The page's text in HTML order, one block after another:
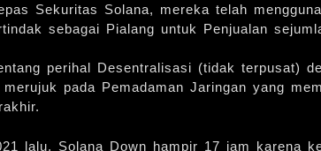
Sekuritas Solana, mereka telah
sebagai Pialang untuk Penjualan
perihal Desentralisasi (tidak terpusat)
merujuk pada Pemadaman Jaringan yang
lalu, Solana Down hampir 17 jam karena